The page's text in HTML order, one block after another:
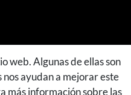
web. Algunas de ellas son
ayudan a mejorar este
más información sobre las